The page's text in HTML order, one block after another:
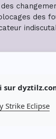
des
sur
Strike Eclipse